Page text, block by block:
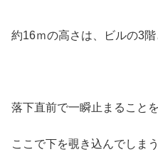
約16ｍの高さは、ビルの3階
落下直前で一瞬止まること
ここで下を覗き込んでしま